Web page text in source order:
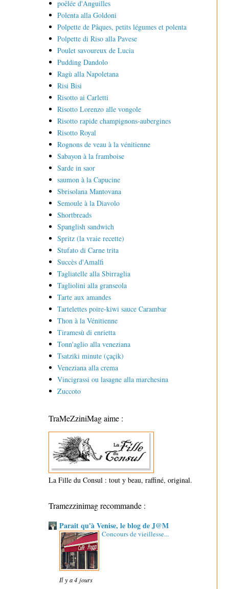
poêlée d'Anguilles
Polenta alla Goldoni
Polpette de Pâques, petits légumes et polenta
Polpette di Riso alla Pavese
Poulet savoureux de Lucia
Pudding Dandolo
Ragù alla Napoletana
Risi Bisi
Risotto ai Carletti
Risotto Lorenzo alle vongole
Risotto rapide champignons-aubergines
Risotto Royal
Rognons de veau à la vénitienne
Sabayon à la framboise
Sarde in saor
saumon à la Capucine
Sbrisolana Mantovana
Semoule à la Diavolo
Shortbreads
Spanglish sandwich
Spritz (la vraie recette)
Stufato di Carne trita
Succès d'Amalfi
Tagliatelle alla Sbirraglia
Tagliolini alla granseola
Tarte aux amandes
Tartelettes poire-kiwi sauce Carambar
Thon à la Vénitienne
Tiramesù di enrietta
Tonn'aglio alla veneziana
Tsatziki minute (çaçik)
Veneziana alla crema
Vincigrassi ou lasagne alla marchesina
Zuccoto
TraMeZziniMag aime :
La Fille du Consul : tout y beau, raffiné, original.
Tramezzinimag recommande :
Parait qu'à Venise, le blog de J@M
Concours de vieillesse...
Il y a 4 jours